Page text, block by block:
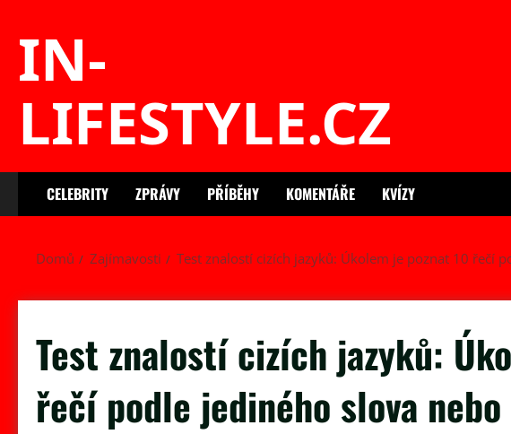
IN-
LIFESTYLE.CZ
CELEBRITY ZPRÁVY PŘÍBĚHY KOMENTÁŘE KVÍZY
Domů Zajímavosti Test znalostí cizích jazyků: Úkolem je poznat 10 řečí
Test znalostí cizích jazyků:
řečí podle jediného slova